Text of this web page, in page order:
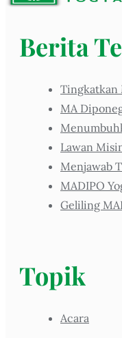
Berita
Tingkatkan
MA
Lawan
Menjawab
MADIPO
Geliling
Topik
Acara